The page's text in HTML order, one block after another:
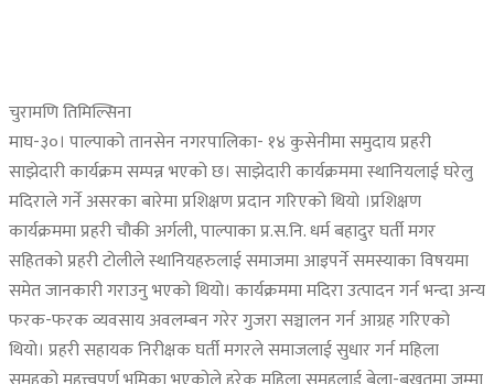
चुरामणि तिमिल्सिना
माघ-३०। पाल्पाको तानसेन नगरपालिका- १४ कुसेनीमा समुदाय प्रहरी
साझेदारी कार्यक्रम सम्पन्न भएको छ। साझेदारी कार्यक्रममा स्थानियलाई घरेलु
मदिराले गर्ने असरका बारेमा प्रशिक्षण प्रदान गरिएको थियो ।प्रशिक्षण
कार्यक्रममा प्रहरी चौकी अर्गली, पाल्पाका प्र.स.नि. धर्म बहादुर घर्ती मगर
सहितको प्रहरी टोलीले स्थानियहरुलाई समाजमा आइपर्ने समस्याका विषयमा
समेत जानकारी गराउनु भएको थियो। कार्यक्रममा मदिरा उत्पादन गर्न भन्दा अन्य
फरक-फरक व्यवसाय अवलम्बन गरेर गुजरा सञ्चालन गर्न आग्रह गरिएको
थियो। प्रहरी सहायक निरीक्षक घर्ती मगरले समाजलाई सुधार गर्न महिला